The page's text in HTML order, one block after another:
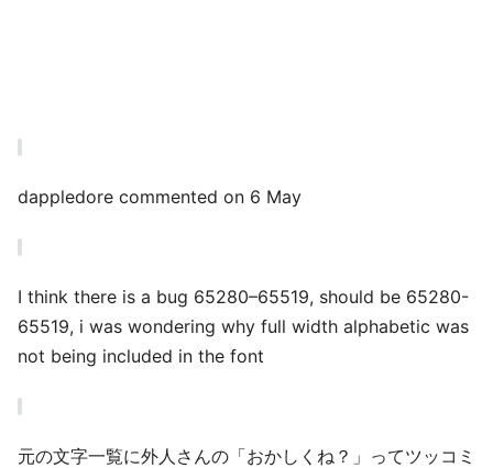
dappledore commented on 6 May
I think there is a bug 65280–65519, should be 65280-
65519, i was wondering why full width alphabetic was
not being included in the font
元の文字一覧に外人さんの「おかしくね？」ってツッコミ